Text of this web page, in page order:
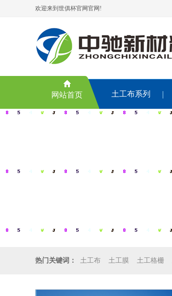
欢迎来到世俱杯官网官网!
网站首页 土工布系列
热门关键词： 土工布 土工膜 土工格栅